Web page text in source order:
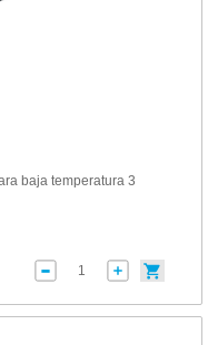
baja temperatura 3